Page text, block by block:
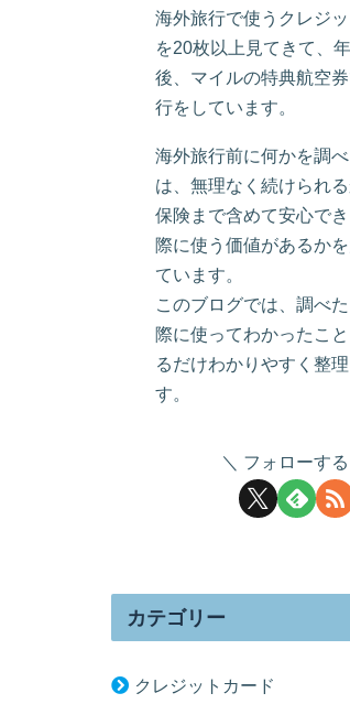
海外旅行で使うクレジ
を20枚以上見てきて、
後、マイルの特典航空
行をしています。
海外旅行前に何かを調
は、無理なく続けられ
保険まで含めて安心で
際に使う価値があるか
ています。
このブログでは、調べ
際に使ってわかったこ
るだけわかりやすく整
す。
フォローする
カテゴリー
クレジットカード